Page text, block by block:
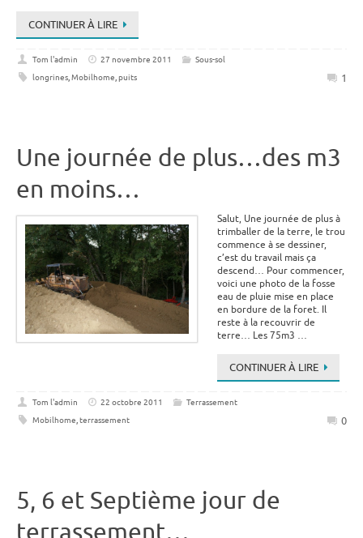
CONTINUER À LIRE
Tom l'admin 27 novembre 2011
Sous-sol
longrines,Mobilhome,puits 1
Une journée de plus…des m3
en moins…
Salut, Une journée de plus à
trimballer de la terre, le trou
commence à se dessiner,
c’est du travail mais ça
descend… Pour commencer,
voici une photo de la fosse
eau de pluie mise en place
en bordure de la foret. Il
reste à la recouvrir de
terre… Les 75m3 …
CONTINUER À LIRE
Tom l'admin 22 octobre 2011
Terrassement
Mobilhome,terrassement 0
5, 6 et Septième jour de